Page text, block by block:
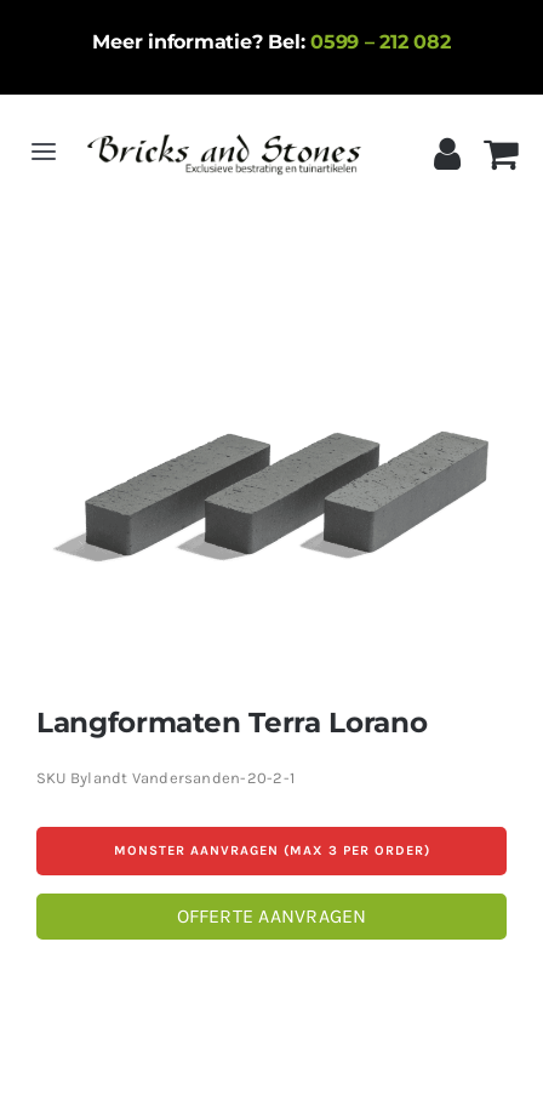
Meer informatie? Bel:0599 – 212 082
Toggle
Producten
Langformaten Terra Lorano
SKU Bylandt Vandersanden-20-2-1
MONSTER AANVRAGEN (MAX 3 PER ORDER)
OFFERTE AANVRAGEN